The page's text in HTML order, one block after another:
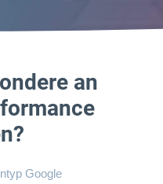
an
Google